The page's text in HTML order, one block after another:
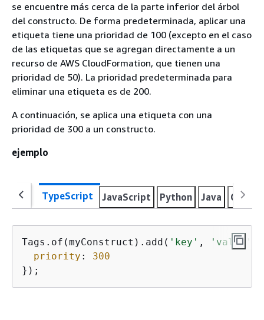
se encuentre más cerca de la parte inferior del árbol
del constructo. De forma predeterminada, aplicar una
etiqueta tiene una prioridad de 100 (excepto en el caso
de las etiquetas que se agregan directamente a un
recurso de AWS CloudFormation, que tienen una
prioridad de 50). La prioridad predeterminada para
eliminar una etiqueta es de 200.
A continuación, se aplica una etiqueta con una
prioridad de 300 a un constructo.
ejemplo
TypeScript JavaScript Python Java C#
Tags.of(myConstruct).add( 'key' , 'value'
priority : 300
});